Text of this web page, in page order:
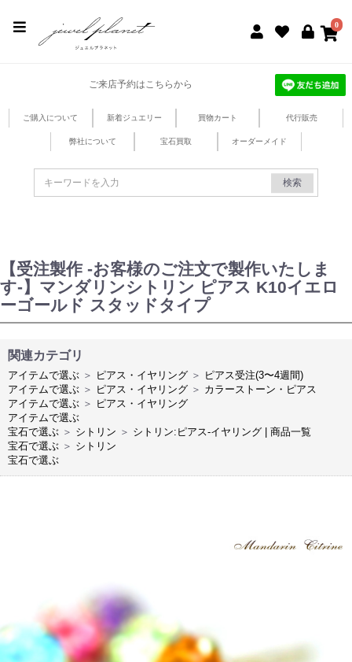
0
ご来店予約はこちらから
ご購入について 新着ジュエリー 買物カート 代行販売
弊社について 宝石買取 オーダーメイド
検索
【受注製作 -お客様のご注文で製作いたしま
す-】マンダリンシトリン ピアス K10イエロ
ーゴールド スタッドタイプ
関連カテゴリ
アイテムで選ぶ ＞ ピアス・イヤリング ＞ ピアス受注(3〜4週間)
アイテムで選ぶ ＞ ピアス・イヤリング ＞ カラーストーン・ピアス
アイテムで選ぶ ＞ ピアス・イヤリング
アイテムで選ぶ
宝石で選ぶ ＞ シトリン ＞ シトリン:ピアス-イヤリング | 商品一覧
宝石で選ぶ ＞ シトリン
宝石で選ぶ